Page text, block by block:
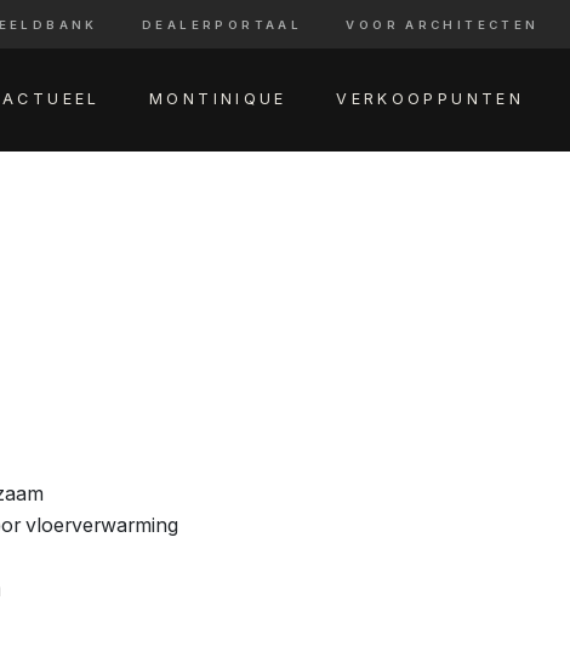
DEALERPORTAAL VOOR ARCHITECTEN
ACTUEEL MONTINIQUE VERKOOPPUNTEN
vloerverwarming